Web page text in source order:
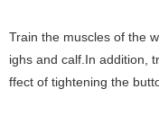
Train the muscles of the
ighs and calf.In addition,
ffect of tightening the